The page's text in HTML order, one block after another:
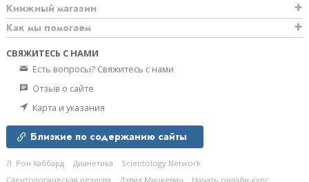
Книжный магазин
Как мы помогаем
СВЯЖИТЕСЬ С НАМИ
Есть вопросы? Свяжитесь с нами
Отзыв о сайте
Карта и указания
Близкие по содержанию сайты
Л. Рон Хаббард Дианетика
Scientology Network
Саентологическая религия
Дэвид Мицкевич Начать онлайн-курс